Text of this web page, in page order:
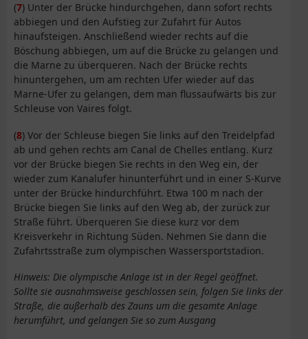
(7) Unter der Brücke hindurchgehen, dann sofort rechts
abbiegen und den Aufstieg zur Zufahrt für Autos
hinaufsteigen. Anschließend wieder rechts auf die
Böschung abbiegen, um auf die Brücke zu gelangen und
die Marne zu überqueren. Nach der Brücke rechts
hinuntergehen, um am rechten Ufer wieder auf das
Marne-Ufer zu gelangen, dem man flussaufwärts bis zur
Schleuse von Vaires folgt.
(8) Vor der Schleuse biegen Sie links auf den Treidelpfad
ab und gehen rechts am Canal de Chelles entlang. Kurz
vor der Brücke biegen Sie rechts in den Weg ein, der
wieder zum Kanalufer hinunterführt und in einer S-Kurve
unter der Brücke hindurchführt. Etwa 100 m nach der
Brücke biegen Sie links auf den Weg ab, der zurück zur
Straße führt. Überqueren Sie diese kurz vor dem
Kreisverkehr in Richtung Süden. Nehmen Sie dann die
Zufahrtsstraße zum olympischen Wassersportstadion.
Hinweis: Die olympische Anlage ist in der Regel geöffnet.
Sollte sie ausnahmsweise geschlossen sein, folgen Sie links der
Straße, die außerhalb des Zauns um die gesamte Anlage
herumführt, und gelangen Sie so zum Ausgang